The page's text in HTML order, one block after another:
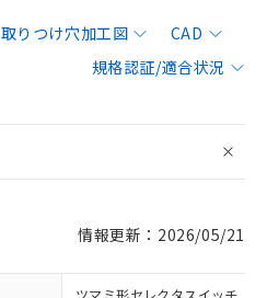
取りつけ穴加工図
CAD
規格認証/適合状況
情報更新：2026/05/21
ツマミ形セレクタスイッチ